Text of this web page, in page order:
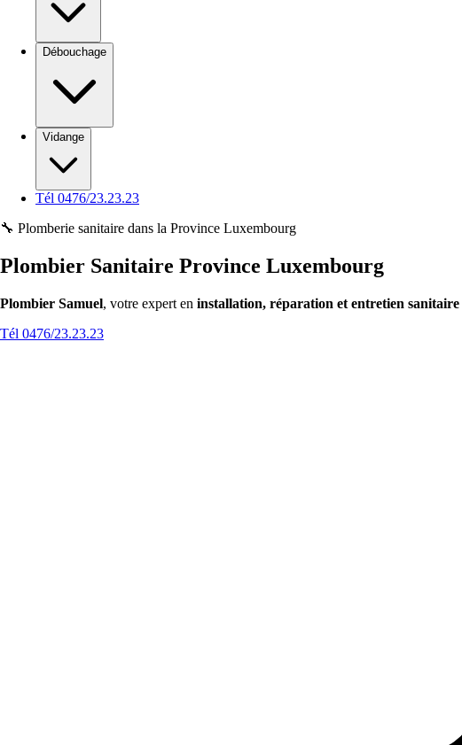
Débouchage
Vidange
Tél 0476/23.23.23
🔧 Plomberie sanitaire dans la Province Luxembourg
Plombier Sanitaire Province Luxembourg
Plombier Samuel, votre expert en installation, réparation et entretien sanitaire
Tél 0476/23.23.23